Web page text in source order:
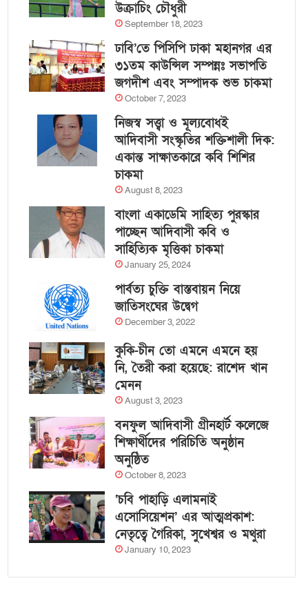
উক্রাচিং চৌধুরী
September 18, 2023
ঢাবি’তে পিসিপি ঢাকা মহানগর এর
৩১তম কাউন্সিল সম্পন্নঃ সভাপতি
জগদীশ এবং সম্পাদক শুভ চাকমা
October 7, 2023
নিজস্ব সত্ত্বা ও মূল্যবোধই
আদিবাসী সংস্কৃতির শক্তিশালী দিক:
একান্ত সাক্ষাতকারে কবি শিশির
চাকমা
August 8, 2023
বাংলা একাডেমি সাহিত্য পুরস্কার
পাচ্ছেন আদিবাসী কবি ও
সাহিত্যিক মৃত্তিকা চাকমা
January 25, 2024
পার্বত্য চুক্তি বাস্তবায়ন নিয়ে
জাতিসংঘের উদ্বেগ
December 3, 2022
কুকি-চীন তো এমনে এমনে হয়
নি, তৈরী করা হয়েছে: রাশেদ খান
মেনন
August 3, 2023
বনফুল আদিবাসী গ্রীনহার্ট কলেজে
শিক্ষার্থীদের পরিচিতি অনুষ্ঠান
অনুষ্ঠিত
October 8, 2023
‘চবি পাহাড়ি এলামনাই
এসোসিয়েশন’ এর আত্মপ্রকাশ:
নেতৃত্বে গৈরিকা, সুখেশ্বর ও মথুরা
January 10, 2023